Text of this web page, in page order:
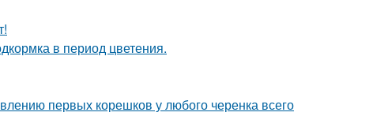
в период цветения.
первых корешков у любого черенка всего